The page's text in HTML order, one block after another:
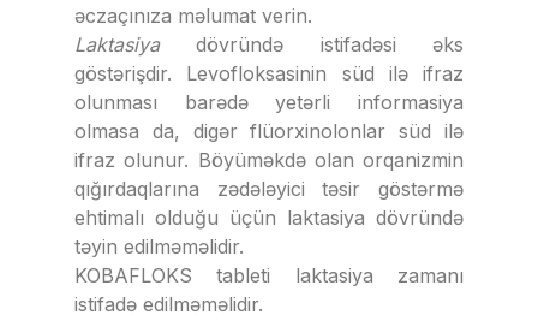
əczaçınıza məlumat verin.
Laktasiyadövründə istifadəsi əks
göstərişdir. Levofloksasinin süd ilə ifraz
olunması barədə yetərli informasiya
olmasa da, digər flüorxinolonlar süd ilə
ifraz olunur. Böyüməkdə olan orqanizmin
qığırdaqlarına zədələyici təsir göstərmə
ehtimalı olduğu üçün laktasiya dövründə
təyin edilməməlidir.
KOBAFLOKS tableti laktasiya zamanı
istifadə edilməməlidir.